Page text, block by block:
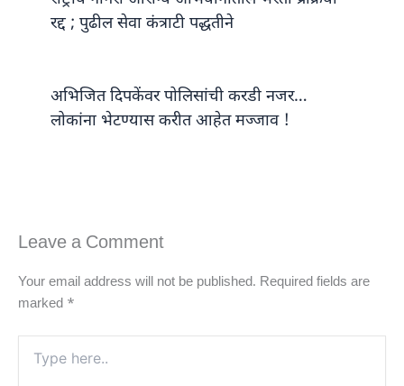
रद्द ; पुढील सेवा कंत्राटी पद्धतीने
अभिजित दिपकेंवर पोलिसांची करडी नजर…
लोकांना भेटण्यास करीत आहेत मज्जाव !
Leave a Comment
Your email address will not be published. Required fields are
marked *
here..